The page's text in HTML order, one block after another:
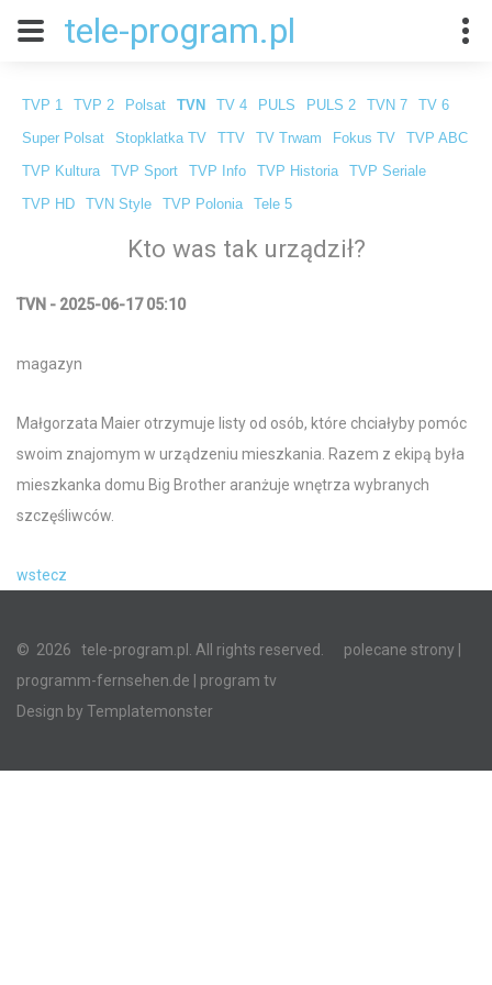
tele-program.pl
TVP 1 TVP 2 Polsat TVN TV 4 PULS PULS 2 TVN 7 TV 6
Super Polsat Stopklatka TV TTV TV Trwam Fokus TV TVP ABC
TVP Kultura TVP Sport TVP Info TVP Historia TVP Seriale
TVP HD TVN Style TVP Polonia Tele 5
Kto was tak urządził?
TVN - 2025-06-17 05:10
magazyn
Małgorzata Maier otrzymuje listy od osób, które chciałyby pomóc
swoim znajomym w urządzeniu mieszkania. Razem z ekipą była
mieszkanka domu Big Brother aranżuje wnętrza wybranych
szczęśliwców.
wstecz
© 2026 tele-program.pl. All rights reserved. polecane strony
programm-fernsehen.de | program tv
Design by Templatemonster